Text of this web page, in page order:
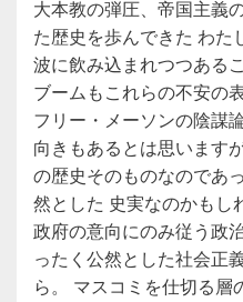
大本教の弾圧、帝国主義
た歴史を歩んできた わた
波に飲み込まれつつある
ブームもこれらの不安の
フリー・メーソンの陰謀
向きもあるとは思います
の歴史そのものなのであ
然とした 史実なのかもし
政府の意向にのみ従う政
ったく公然とした社会正
ら。 マスコミを仕切る層